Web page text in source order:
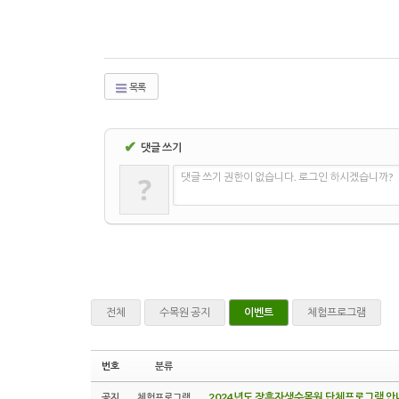
목록
✔ 댓글 쓰기
? 댓글 쓰기 권한이 없습니다. 로그인 하시겠습니까?
전체 수목원 공지 이벤트 체험프로그램
번호 분류
공지 체험프로그램